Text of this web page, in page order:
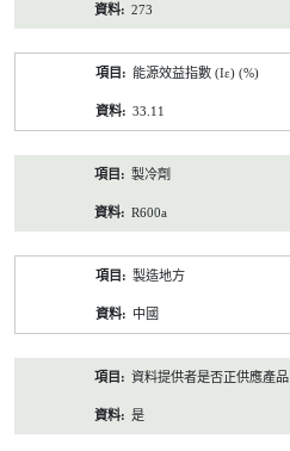
273
能源效益指數 (Iε) (%)
33.11
製冷劑
R600a
製造地方
中國
資料提供者是否正供應產品
是